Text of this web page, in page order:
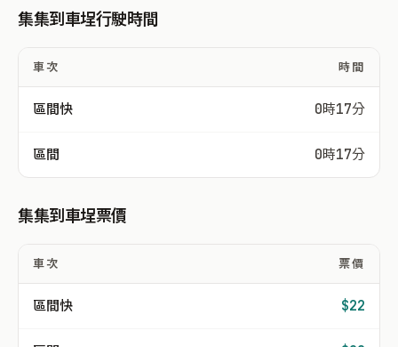
集集到車埕行駛時間
車次 時間
區間快 0時17分
區間 0時17分
集集到車埕票價
車次 票價
區間快 $22